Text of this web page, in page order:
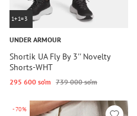
1+1=3
UNDER ARMOUR
Shortik UA Fly By 3'' Novelty
Shorts-WHT
295 600 so‘m 739 000 so‘m
-70%